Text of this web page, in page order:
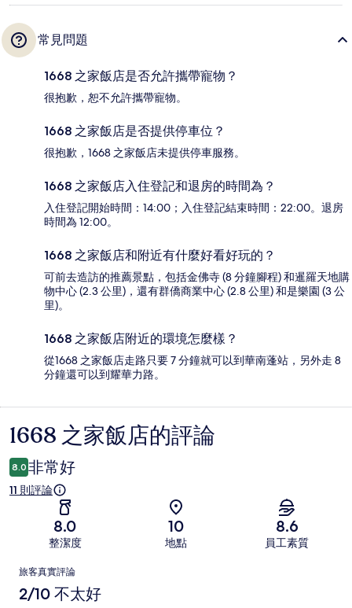
常見問題
1668 之家飯店是否允許攜帶寵物？
很抱歉，恕不允許攜帶寵物。
1668 之家飯店是否提供停車位？
很抱歉，1668 之家飯店未提供停車服務。
1668 之家飯店入住登記和退房的時間為？
入住登記開始時間：14:00；入住登記結束時間：22:00。退房
時間為 12:00。
1668 之家飯店和附近有什麼好看好玩的？
可前去造訪的推薦景點，包括金佛寺 (8 分鐘腳程) 和暹羅天地購
物中心 (2.3 公里)，還有群僑商業中心 (2.8 公里) 和是樂園 (3 公
里)。
1668 之家飯店附近的環境怎麼樣？
從1668 之家飯店走路只要 7 分鐘就可以到華南蓬站，另外走 8
分鐘還可以到耀華力路。
評
論
1668 之家飯店的評論
8.0 非常好
11 則評論
8.0
整潔度
10
地點
8.6
員工素質
評
論
旅客真實評論
2/10 不太好